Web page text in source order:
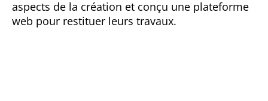
aspects de la création et conçu une plateforme
web pour restituer leurs travaux.